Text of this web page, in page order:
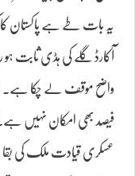
یہ بات طے ہے پاکستان کا
واضح موقف لے چکا ہے۔
فیصد بھی امکان نہیں
عسکری قیادت ملک کی بقا